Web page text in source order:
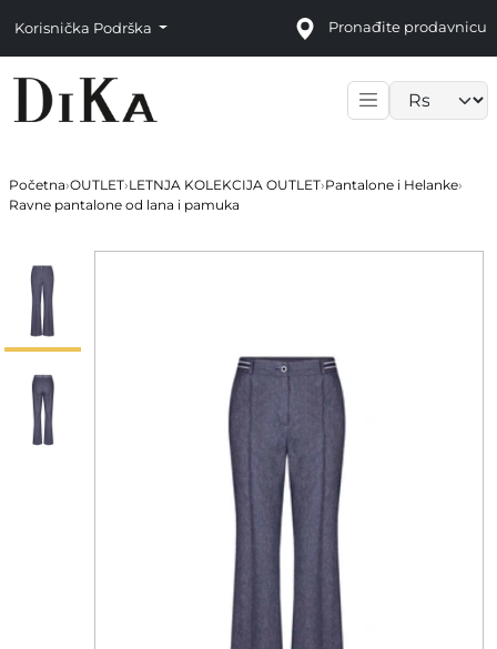
Korisnička Podrška Pronađite prodavnicu
Početna›OUTLET›LETNJA KOLEKCIJA OUTLET›Pantalone i Helanke›
Ravne pantalone od lana i pamuka